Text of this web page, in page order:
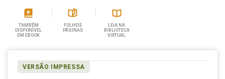
TAMBÉM
DISPONÍVEL
EM EBOOK
FOLHEIE
PÁGINAS
LEIA NA
BIBLIOTECA
VIRTUAL
VERSÃO IMPRESSA